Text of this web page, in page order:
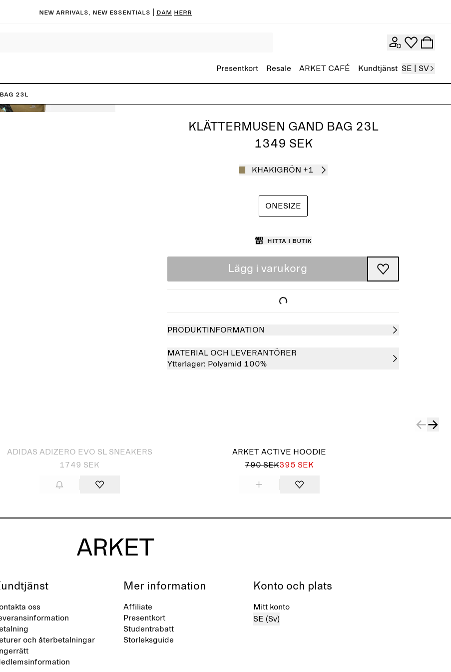
New arrivals, new essentials | Dam Herr
Presentkort Resale ARKET CAFÉ Kundtjänst SE | SV
23L
KLÄTTERMUSEN GAND BAG 23L
1349 SEK
KHAKIGRÖN +1
ONESIZE
Hitta i butik
Lägg i varukorg
PRODUKTINFORMATION
MATERIAL OCH LEVERANTÖRER
Ytterlager: Polyamid 100%
ADIDAS ADIZERO EVO SL SNEAKERS
1749 SEK
ARKET ACTIVE HOODIE
790 SEK395 SEK
oss
och återbetalningar
Mer information
Affiliate
Presentkort
Studentrabatt
Storleksguide
Konto och plats
Mitt konto
SE (Sv)